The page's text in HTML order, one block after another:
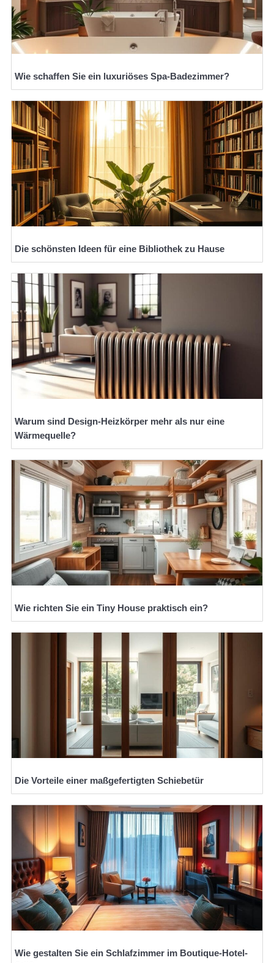
Wie schaffen Sie ein luxuriöses Spa-Badezimmer?
Die schönsten Ideen für eine Bibliothek zu Hause
Warum sind Design-Heizkörper mehr als nur eine
Wärmequelle?
Wie richten Sie ein Tiny House praktisch ein?
Die Vorteile einer maßgefertigten Schiebetür
Wie gestalten Sie ein Schlafzimmer im Boutique-Hotel-